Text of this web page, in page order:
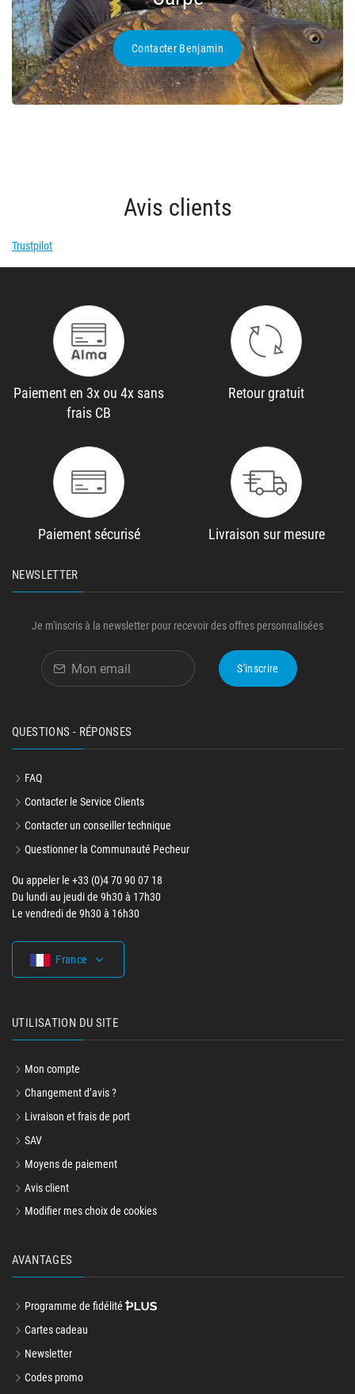
Contacter Benjamin
Avis clients
Trustpilot
Paiement en 3x ou 4x sans
frais CB
Retour gratuit
Paiement sécurisé Livraison sur mesure
NEWSLETTER
Je m'inscris à la newsletter pour recevoir des offres personnalisées
S'inscrire
QUESTIONS - RÉPONSES
FAQ
Contacter le Service Clients
Contacter un conseiller technique
Questionner la Communauté Pecheur
Ou appeler le +33 (0)4 70 90 07 18
Du lundi au jeudi de 9h30 à 17h30
Le vendredi de 9h30 à 16h30
France
UTILISATION DU SITE
Mon compte
Changement d’avis ?
Livraison et frais de port
SAV
Moyens de paiement
Avis client
Modifier mes choix de cookies
AVANTAGES
Programme de fidélité
Cartes cadeau
Newsletter
Codes promo